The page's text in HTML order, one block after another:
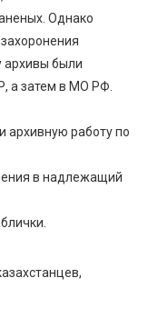
Однако
архивы были
а затем в МО РФ.
архивную работу по
в надлежащий